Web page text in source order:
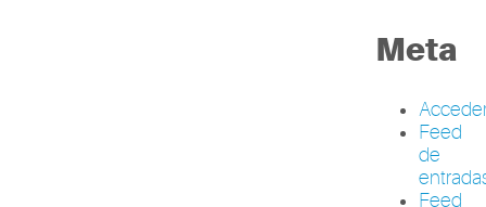
Meta
Feed
de
Feed